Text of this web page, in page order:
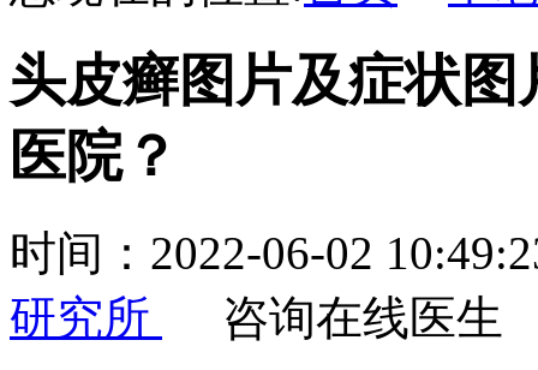
头皮癣图片及症状
医院？
时间：2022-06-02
研究所
咨询在线医生